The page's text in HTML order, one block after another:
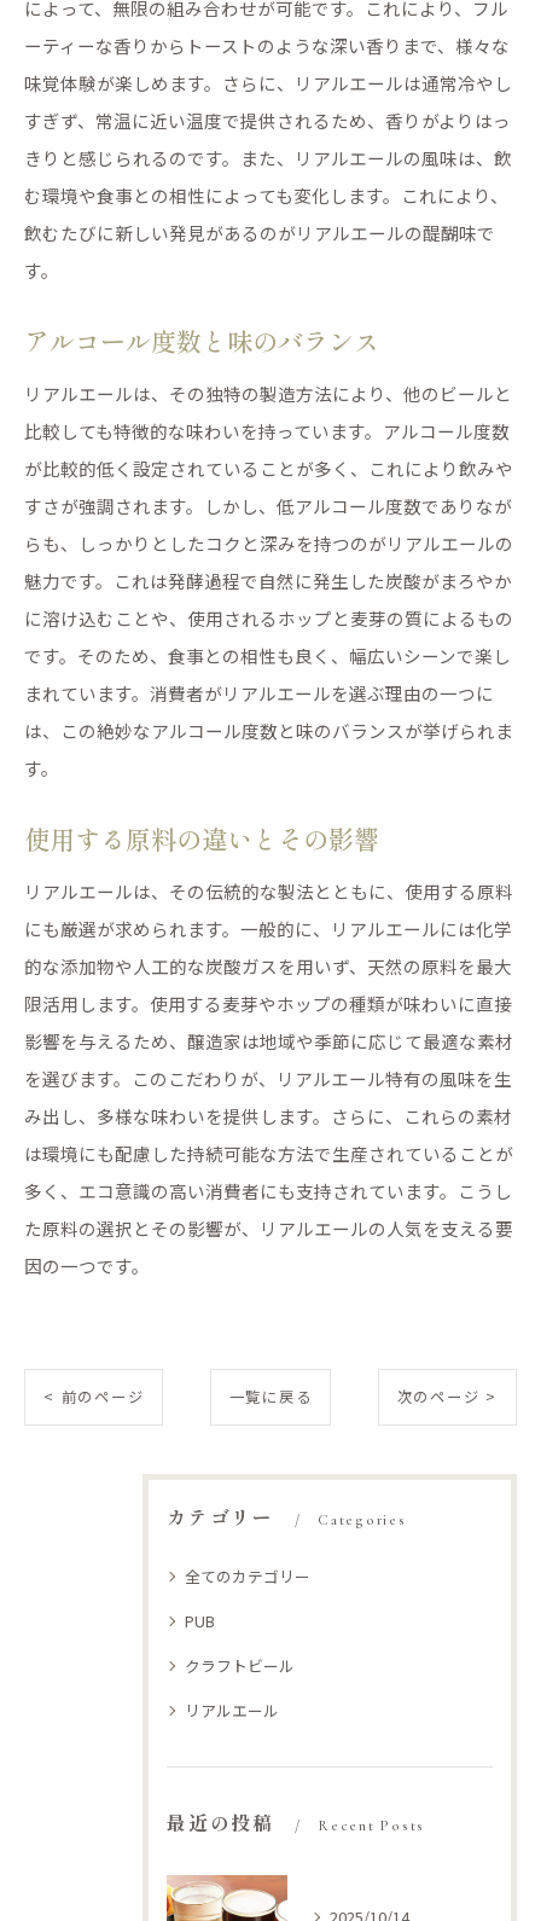
によって、無限の組み合わせが可能です。これにより、フル
ーティーな香りからトーストのような深い香りまで、様々な
味覚体験が楽しめます。さらに、リアルエールは通常冷やし
すぎず、常温に近い温度で提供されるため、香りがよりはっ
きりと感じられるのです。また、リアルエールの風味は、飲
む環境や食事との相性によっても変化します。これにより、
飲むたびに新しい発見があるのがリアルエールの醍醐味で
す。
アルコール度数と味のバランス
リアルエールは、その独特の製造方法により、他のビールと
比較しても特徴的な味わいを持っています。アルコール度数
が比較的低く設定されていることが多く、これにより飲みや
すさが強調されます。しかし、低アルコール度数でありなが
らも、しっかりとしたコクと深みを持つのがリアルエールの
魅力です。これは発酵過程で自然に発生した炭酸がまろやか
に溶け込むことや、使用されるホップと麦芽の質によるもの
です。そのため、食事との相性も良く、幅広いシーンで楽し
まれています。消費者がリアルエールを選ぶ理由の一つに
は、この絶妙なアルコール度数と味のバランスが挙げられま
す。
使用する原料の違いとその影響
リアルエールは、その伝統的な製法とともに、使用する原料
にも厳選が求められます。一般的に、リアルエールには化学
的な添加物や人工的な炭酸ガスを用いず、天然の原料を最大
限活用します。使用する麦芽やホップの種類が味わいに直接
影響を与えるため、醸造家は地域や季節に応じて最適な素材
を選びます。このこだわりが、リアルエール特有の風味を生
み出し、多様な味わいを提供します。さらに、これらの素材
は環境にも配慮した持続可能な方法で生産されていることが
多く、エコ意識の高い消費者にも支持されています。こうし
た原料の選択とその影響が、リアルエールの人気を支える要
因の一つです。
< 前のページ 一覧に戻る 次のページ >
カテゴリー Categories
全てのカテゴリー
PUB
クラフトビール
リアルエール
最近の投稿 Recent Posts
2025/10/14